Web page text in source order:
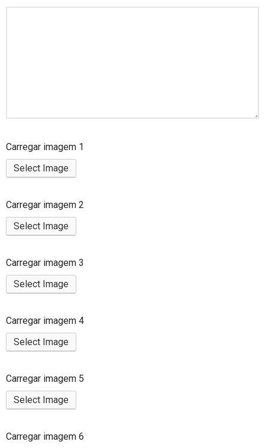
Carregar imagem 1
Select Image
Carregar imagem 2
Select Image
Carregar imagem 3
Select Image
Carregar imagem 4
Select Image
Carregar imagem 5
Select Image
Carregar imagem 6